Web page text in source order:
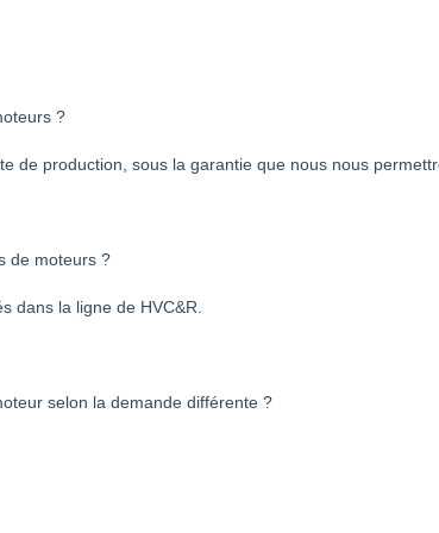
?
de production, sous la garantie que nous nous
de moteurs ?
dans la ligne de HVC&R.
selon la demande différente ?